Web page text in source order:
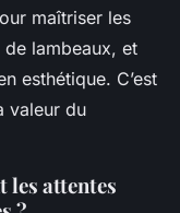
maîtriser les
lambeaux, et
esthétique. C’est
valeur du
les attentes